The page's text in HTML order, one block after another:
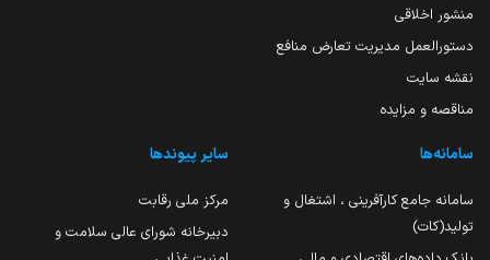
منشور اخلاقی
دستورالعمل مدیریت تعارض منافع
نقشه سایت
مناقصه و مزایده
سامانه‌ها
سامانه جامع کارآفرینی ، اشتغال و
تولید(کات)
سایر پیوندها
مرکز ملی رقابت
دبیرخانه شورای عالی سلامت و